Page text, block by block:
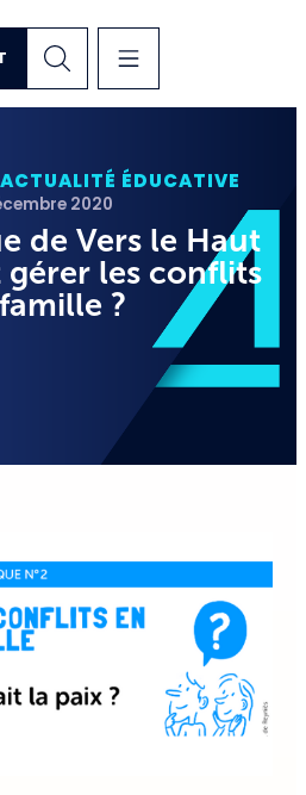
ÉDUCATIVE
2020
de Vers le Haut
les conflits
?